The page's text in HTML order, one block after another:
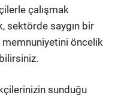
çalışmak
sektörde saygın bir
öncelik
sunduğu